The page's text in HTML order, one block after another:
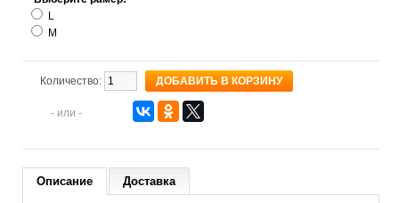
L
M
Количество:
- или -
Описание Доставка